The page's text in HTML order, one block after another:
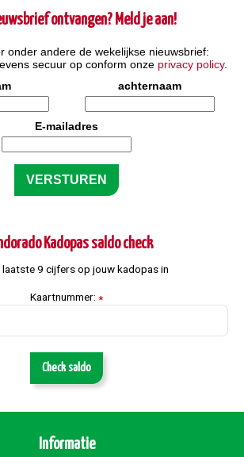
ontvangen? Meld je aan!
onder andere de wekelijkse nieuwsbrief:
secuur op conform onze privacy policy.
achternaam
E-mailadres
Kadopas saldo check
laatste 9 cijfers op jouw kadopas in
Kaartnummer: *
Check saldo
Informatie